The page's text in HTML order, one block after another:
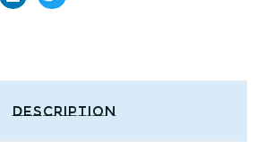
Description